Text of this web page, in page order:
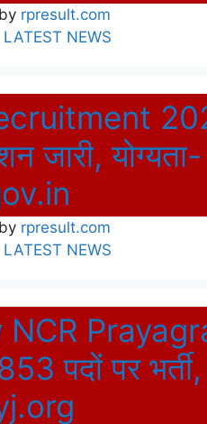
by rpresult.com
LATEST NEWS
जारी,
by rpresult.com
LATEST NEWS
NCR
पदों पर भर्ती,